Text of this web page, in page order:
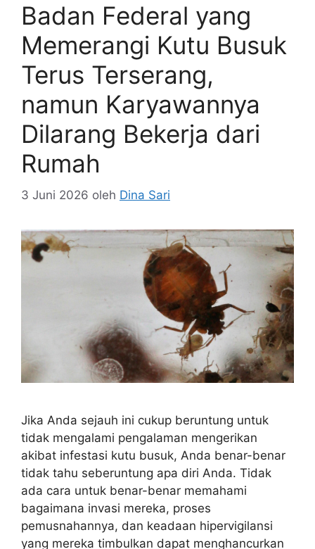
Badan Federal yang
Memerangi Kutu Busuk
Terus Terserang,
namun Karyawannya
Dilarang Bekerja dari
Rumah
3 Juni 2026 oleh Dina Sari
Jika Anda sejauh ini cukup beruntung untuk
tidak mengalami pengalaman mengerikan
akibat infestasi kutu busuk, Anda benar-benar
tidak tahu seberuntung apa diri Anda. Tidak
ada cara untuk benar-benar memahami
bagaimana invasi mereka, proses
pemusnahannya, dan keadaan hipervigilansi
yang mereka timbulkan dapat menghancurkan